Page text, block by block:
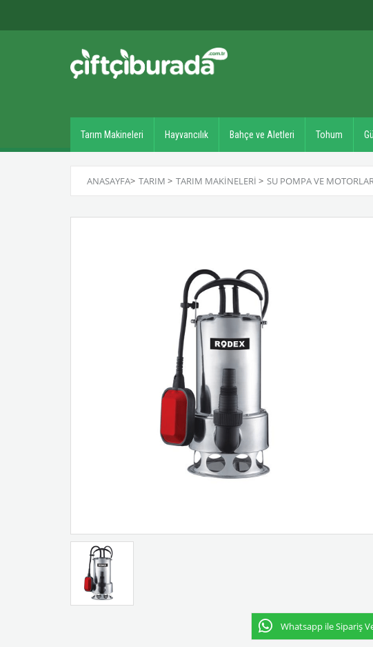
Tarım Makineleri Hayvancılık Bahçe ve Aletleri Tohum
ANASAYFA> TARIM > TARIM MAKINELERI > SU POMPA VE
Whatsapp ile Sipariş